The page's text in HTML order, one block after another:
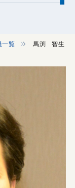
一覧 馬渕 智生